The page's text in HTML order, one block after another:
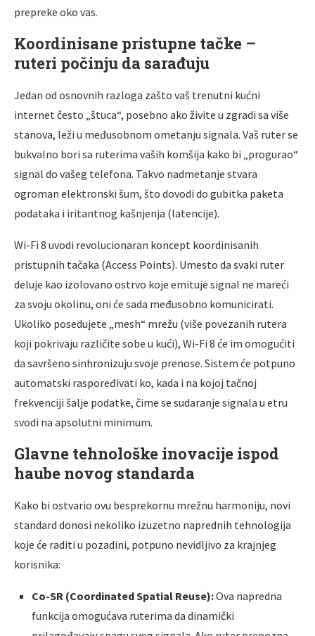
prepreke oko vas.
Koordinisane pristupne tačke –
ruteri počinju da sarađuju
Jedan od osnovnih razloga zašto vaš trenutni kućni
internet često „štuca“, posebno ako živite u zgradi sa više
stanova, leži u međusobnom ometanju signala. Vaš ruter se
bukvalno bori sa ruterima vaših komšija kako bi „progurao“
signal do vašeg telefona. Takvo nadmetanje stvara
ogroman elektronski šum, što dovodi do gubitka paketa
podataka i iritantnog kašnjenja (latencije).
Wi-Fi 8 uvodi revolucionaran koncept koordinisanih
pristupnih tačaka (Access Points). Umesto da svaki ruter
deluje kao izolovano ostrvo koje emituje signal ne mareći
za svoju okolinu, oni će sada međusobno komunicirati.
Ukoliko posedujete „mesh“ mrežu (više povezanih rutera
koji pokrivaju različite sobe u kući), Wi-Fi 8 će im omogućiti
da savršeno sinhronizuju svoje prenose. Sistem će potpuno
automatski raspoređivati ko, kada i na kojoj tačnoj
frekvenciji šalje podatke, čime se sudaranje signala u etru
svodi na apsolutni minimum.
Glavne tehnološke inovacije ispod
haube novog standarda
Kako bi ostvario ovu besprekornu mrežnu harmoniju, novi
standard donosi nekoliko izuzetno naprednih tehnologija
koje će raditi u pozadini, potpuno nevidljivo za krajnjeg
korisnika:
Co-SR (Coordinated Spatial Reuse):Ova napredna
funkcija omogućava ruterima da dinamički